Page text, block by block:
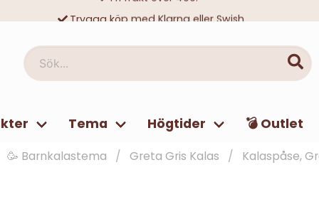
Sök...
Tema Högtider 💣 Outlet
🥳 Barnkalastema Greta Gris Kalas Kalaspåse,